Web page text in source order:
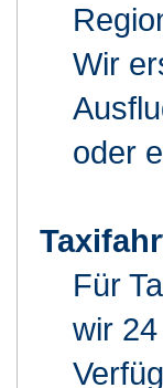
Wir
oder
Für
wir